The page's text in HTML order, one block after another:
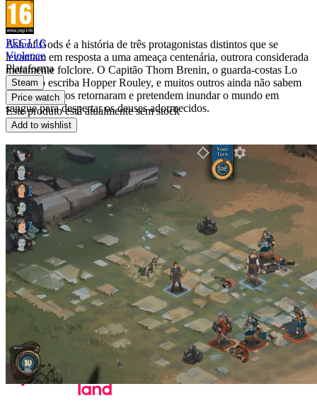
JOGABILIDADE
Ash of Gods é a história de três protagonistas distintos que se
levantam em resposta a uma ameaça centenária, outrora considerada
meramente folclore. O Capitão Thorn Brenin, o guarda-costas Lo
Pheng, o escriba Hopper Rouley, e muitos outros ainda não sabem
que os ceifeiros retornaram e pretendem inundar o mundo em
sangue para despertar os deuses adormecidos.
PEGI 16
Violence
Plataforma
Steam
Price watch
Este produto está atualmente sem stock
Add to wishlist
Ativação
detail.Checking region availability
Esta edição é distribuída para ativação em países selecionados.
A carregar a lista de países...
Entrega digital imediata
Apoio ao cliente rápido
Pagamento seguro
Powered by